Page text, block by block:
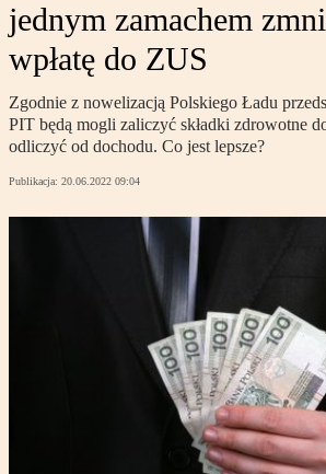
jednym zamachem
wpłatę do ZUS
Zgodnie z nowelizacją Polskiego Ładu
PIT będą mogli zaliczyć składki zdrowotne
odliczyć od dochodu. Co jest lepsze?
Publikacja: 20.06.2022 09:04